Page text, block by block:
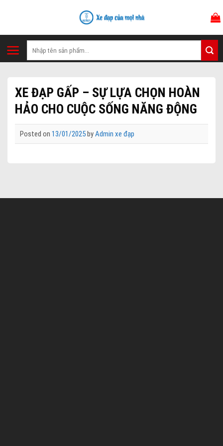
Tìm
kiếm:
XE ĐẠP GẤP – SỰ LỰA CHỌN HOÀN
HẢO CHO CUỘC SỐNG NĂNG ĐỘNG
Posted on 13/01/2025byAdmin xe đạp